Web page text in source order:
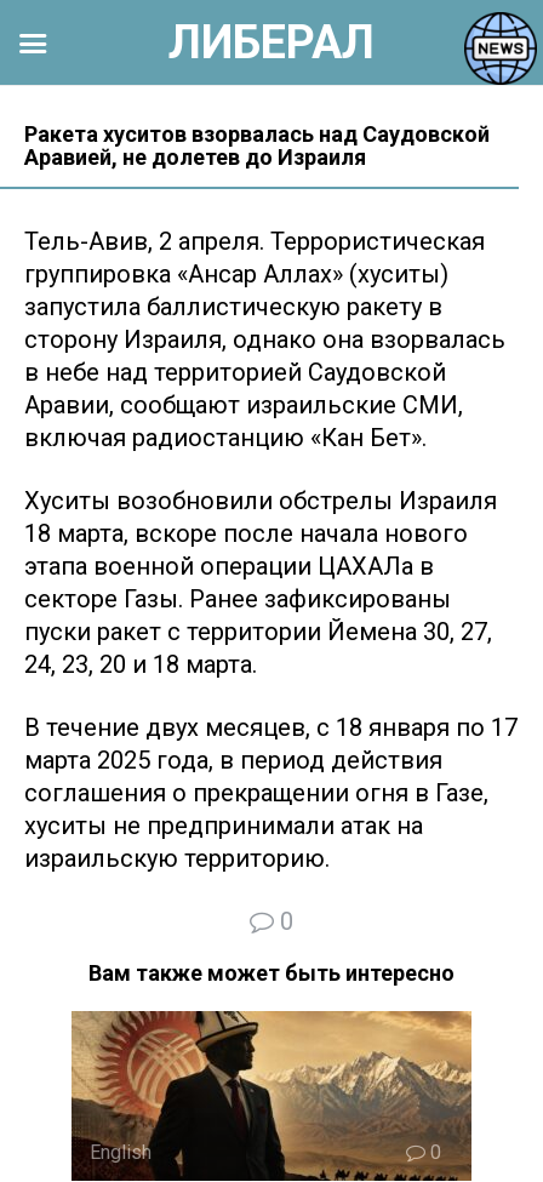
контенту
Ракета хуситов взорвалась над Саудовской
Аравией, не долетев до Израиля
Тель-Авив, 2 апреля. Террористическая
группировка «Ансар Аллах» (хуситы)
запустила баллистическую ракету в
сторону Израиля, однако она взорвалась
в небе над территорией Саудовской
Аравии, сообщают израильские СМИ,
включая радиостанцию «Кан Бет».
Хуситы возобновили обстрелы Израиля
18 марта, вскоре после начала нового
этапа военной операции ЦАХАЛа в
секторе Газы. Ранее зафиксированы
пуски ракет с территории Йемена 30, 27,
24, 23, 20 и 18 марта.
В течение двух месяцев, с 18 января по 17
марта 2025 года, в период действия
соглашения о прекращении огня в Газе,
хуситы не предпринимали атак на
израильскую территорию.
0
Вам также может быть интересно
English 0
ЛИБЕРАЛ